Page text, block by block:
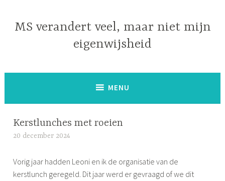
inhoud
MS verandert veel, maar niet mijn
eigenwijsheid
MENU
Kerstlunches met roeien
20 december 2024
m
o
Vorig jaar hadden Leoni en ik de organisatie van de
kerstlunch geregeld. Dit jaar werd er gevraagd of we dit